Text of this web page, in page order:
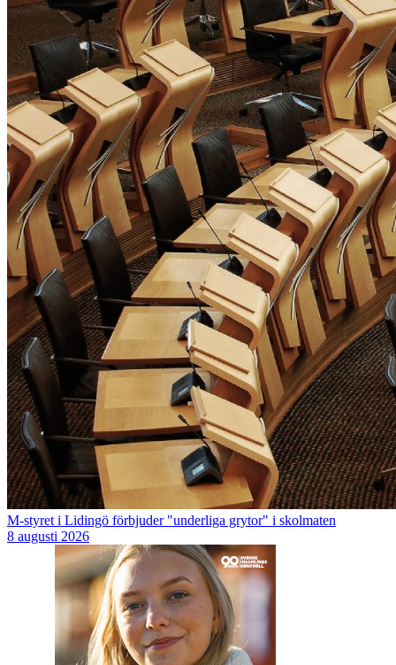
M-styret i Lidingö förbjuder "underliga grytor" i skolmaten
8 augusti 2026